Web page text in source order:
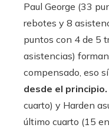
Paul George (33
rebotes y 8
puntos con 4 de 5
asistencias)
compensado, eso sí
desde el principio.
cuarto) y Harden
último cuarto (15